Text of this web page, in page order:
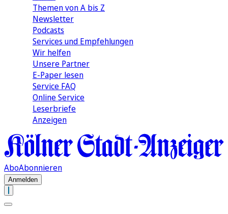
Themen von A bis Z
Newsletter
Podcasts
Services und Empfehlungen
Wir helfen
Unsere Partner
E-Paper lesen
Service FAQ
Online Service
Leserbriefe
Anzeigen
AboAbonnieren
Anmelden